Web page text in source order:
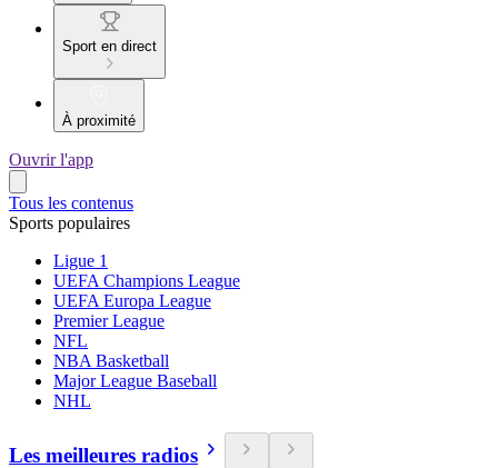
Sport en direct
À proximité
Ouvrir l'app
Tous les contenus
Sports populaires
Ligue 1
UEFA Champions League
UEFA Europa League
Premier League
NFL
NBA Basketball
Major League Baseball
NHL
Les meilleures radios